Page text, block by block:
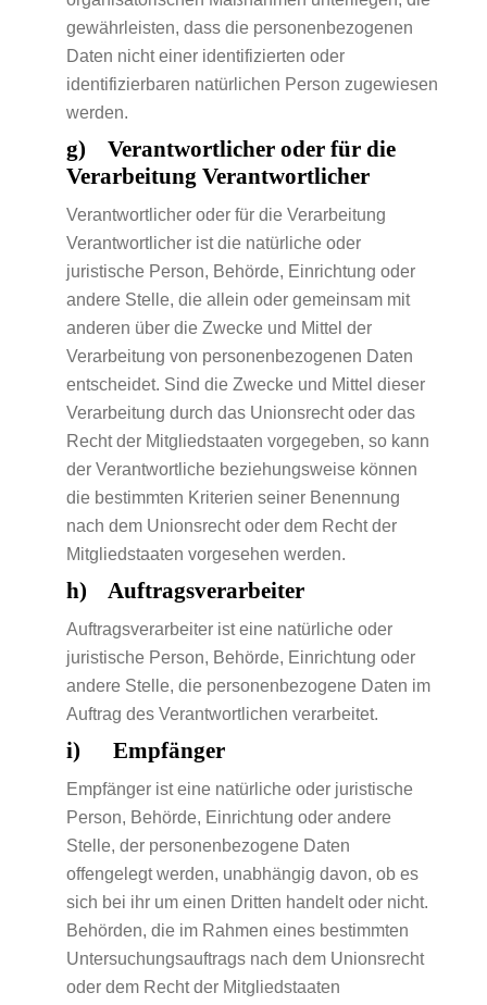
gewährleisten, dass die personenbezogenen
Daten nicht einer identifizierten oder
identifizierbaren natürlichen Person zugewiesen
werden.
g) Verantwortlicher oder für die
Verarbeitung Verantwortlicher
Verantwortlicher oder für die Verarbeitung
Verantwortlicher ist die natürliche oder
juristische Person, Behörde, Einrichtung oder
andere Stelle, die allein oder gemeinsam mit
anderen über die Zwecke und Mittel der
Verarbeitung von personenbezogenen Daten
entscheidet. Sind die Zwecke und Mittel dieser
Verarbeitung durch das Unionsrecht oder das
Recht der Mitgliedstaaten vorgegeben, so kann
der Verantwortliche beziehungsweise können
die bestimmten Kriterien seiner Benennung
nach dem Unionsrecht oder dem Recht der
Mitgliedstaaten vorgesehen werden.
h) Auftragsverarbeiter
Auftragsverarbeiter ist eine natürliche oder
juristische Person, Behörde, Einrichtung oder
andere Stelle, die personenbezogene Daten im
Auftrag des Verantwortlichen verarbeitet.
i) Empfänger
Empfänger ist eine natürliche oder juristische
Person, Behörde, Einrichtung oder andere
Stelle, der personenbezogene Daten
offengelegt werden, unabhängig davon, ob es
sich bei ihr um einen Dritten handelt oder nicht.
Behörden, die im Rahmen eines bestimmten
Untersuchungsauftrags nach dem Unionsrecht
oder dem Recht der Mitgliedstaaten